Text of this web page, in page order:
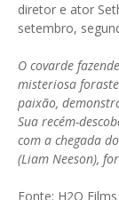
diretor e ator
setembro,
O covarde
misteriosa
paixão,
Sua recém-
com a chegada
(Liam Neeson),
Fonte: H2O